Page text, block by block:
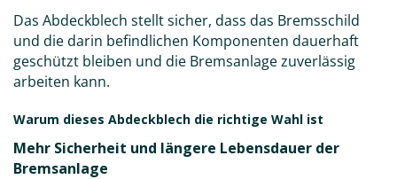
Das Abdeckblech stellt sicher, dass das Bremsschild
und die darin befindlichen Komponenten dauerhaft
geschützt bleiben und die Bremsanlage zuverlässig
arbeiten kann.
Warum dieses Abdeckblech die richtige Wahl ist
Mehr Sicherheit und längere Lebensdauer der
Bremsanlage